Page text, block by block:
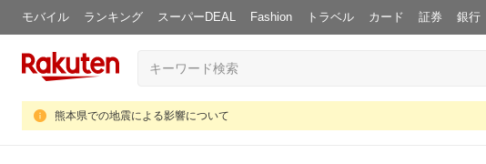
モバイル ランキング スーパーDEAL Fashion トラベル カード 証券 銀行
熊本県での地震による影響について